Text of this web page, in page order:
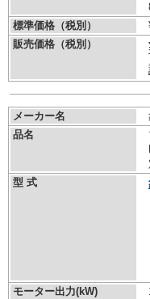
標準価格（税別）
販売価格（税別）
メーカー名
品名
型 式
モーター出力(kW)